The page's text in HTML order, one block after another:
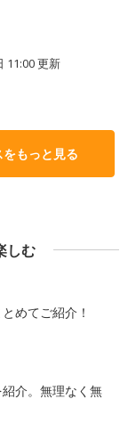
11:00更新
もっと見る
しむ
めてご紹介！
介。無理なく無